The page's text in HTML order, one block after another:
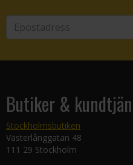
Butiker &
Stockholmsbutiken
Västerlånggatan 48
111 29 Stockholm